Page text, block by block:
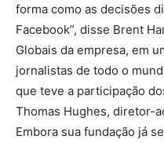
forma como as decisões
Facebook”, disse Brent
Globais da empresa, em
jornalistas de todo o
que teve a participação
Thomas Hughes, diretor-
Embora sua fundação já